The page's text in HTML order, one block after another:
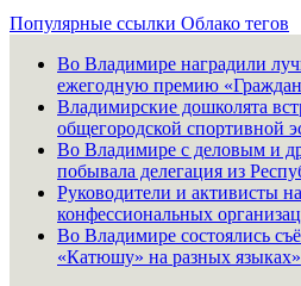
Популярные ссылки Облако тегов
Во Владимире наградили
ежегодную премию
Владимирские дошколята
общегородской спортивной
Во Владимире с деловым и
побывала делегация из
Руководители и активисты
конфессиональных
Во Владимире состоялись
«Катюшу» на разных языках»